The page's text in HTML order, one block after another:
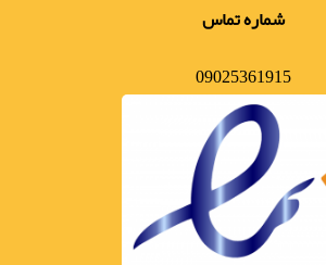
شماره تماس
09025361915